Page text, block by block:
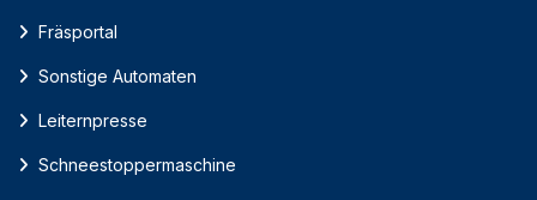
Fräsportal
Sonstige Automaten
Leiternpresse
Schneestoppermaschine